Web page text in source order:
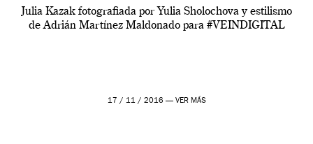
Julia Kazak fotografiada por Yulia Sholochova y estilismo
de Adrián Martínez Maldonado para #VEINDIGITAL
17 / 11 / 2016 — VER MÁS